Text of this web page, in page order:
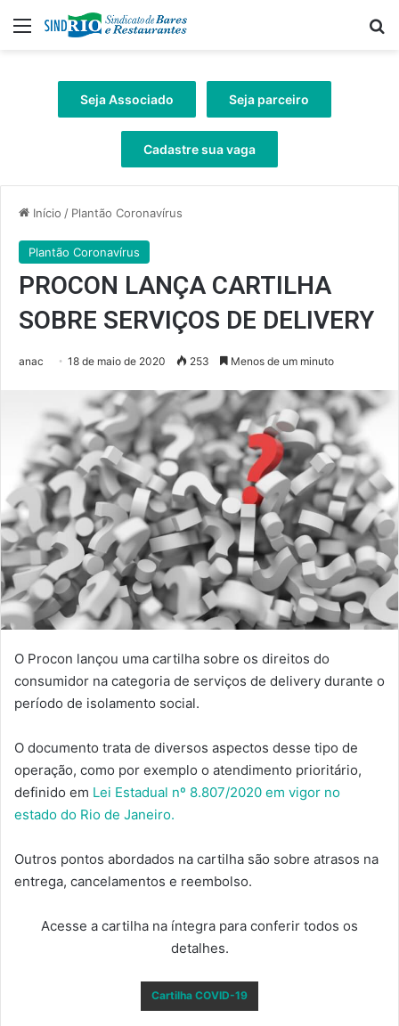
Menu
Seja Associado Seja parceiro
Cadastre sua vaga
Início / Plantão Coronavírus
Plantão Coronavírus
PROCON LANÇA CARTILHA
SOBRE SERVIÇOS DE DELIVERY
anac 18 de maio de 2020 253 Menos de um minuto
O Procon lançou uma cartilha sobre os direitos do
consumidor na categoria de serviços de delivery durante o
período de isolamento social.
O documento trata de diversos aspectos desse tipo de
operação, como por exemplo o atendimento prioritário,
definido em Lei Estadual nº 8.807/2020 em vigor no
estado do Rio de Janeiro.
Outros pontos abordados na cartilha são sobre atrasos na
entrega, cancelamentos e reembolso.
Acesse a cartilha na íntegra para conferir todos os
detalhes.
Cartilha COVID-19